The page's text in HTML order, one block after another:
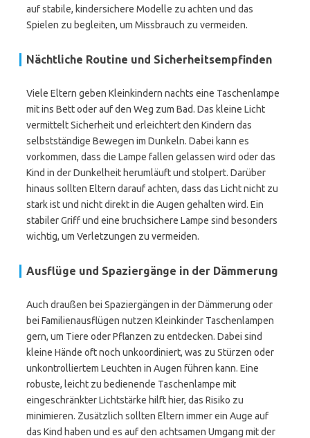
auf stabile, kindersichere Modelle zu achten und das
Spielen zu begleiten, um Missbrauch zu vermeiden.
Nächtliche Routine und Sicherheitsempfinden
Viele Eltern geben Kleinkindern nachts eine Taschenlampe
mit ins Bett oder auf den Weg zum Bad. Das kleine Licht
vermittelt Sicherheit und erleichtert den Kindern das
selbstständige Bewegen im Dunkeln. Dabei kann es
vorkommen, dass die Lampe fallen gelassen wird oder das
Kind in der Dunkelheit herumläuft und stolpert. Darüber
hinaus sollten Eltern darauf achten, dass das Licht nicht zu
stark ist und nicht direkt in die Augen gehalten wird. Ein
stabiler Griff und eine bruchsichere Lampe sind besonders
wichtig, um Verletzungen zu vermeiden.
Ausflüge und Spaziergänge in der Dämmerung
Auch draußen bei Spaziergängen in der Dämmerung oder
bei Familienausflügen nutzen Kleinkinder Taschenlampen
gern, um Tiere oder Pflanzen zu entdecken. Dabei sind
kleine Hände oft noch unkoordiniert, was zu Stürzen oder
unkontrolliertem Leuchten in Augen führen kann. Eine
robuste, leicht zu bedienende Taschenlampe mit
eingeschränkter Lichtstärke hilft hier, das Risiko zu
minimieren. Zusätzlich sollten Eltern immer ein Auge auf
das Kind haben und es auf den achtsamen Umgang mit der